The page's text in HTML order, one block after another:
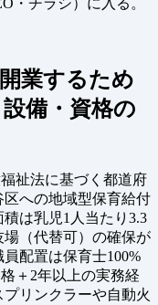
業するため
備・資格の
祉法に基づく都道府
への地域型保育給付
は乳児1人当たり3.3
（代替可）の確保が
配置は保育士100%
＋2年以上の実務経
リンクラーや自動火